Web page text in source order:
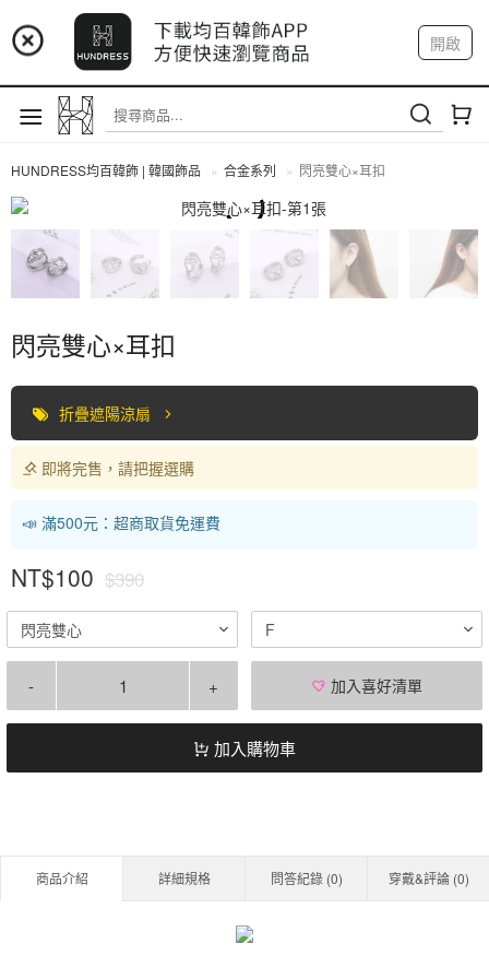
📢 市集預告：9/4-9/6 淡水捷運站
📢 市集預告：9/12-9/13 八里海巡基地
📢 市集預告：8/22-8/23 桃園青埔置地廣場
開啟
註冊 我的帳戶
HUNDRESS均百韓飾 | 韓國飾品 合金系列 閃亮雙心×耳扣
閃亮雙心×耳扣
折疊遮陽涼扇
即將完售，請把握選購
📣 滿500元：超商取貨免運費
NT$100 $390
閃亮雙心 F
- + 加入喜好清單
加入購物車
商品介紹 詳細規格 問答紀錄 (0) 穿戴&評論 (0)